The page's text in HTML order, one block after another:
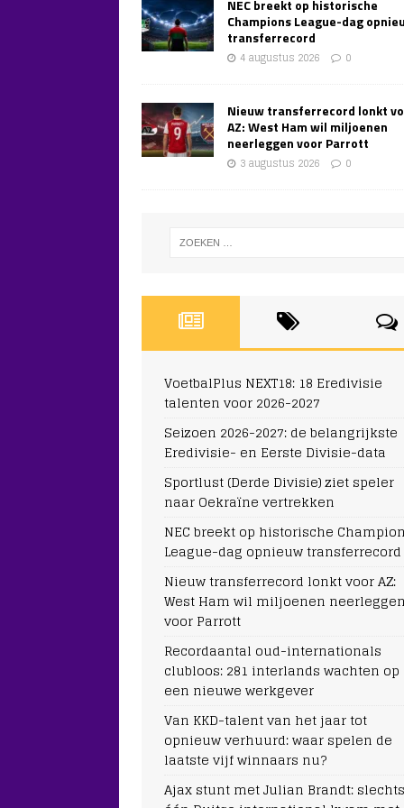
NEC breekt op historische
Champions League-dag
transferrecord
4 augustus 2026 0
Nieuw transferrecord lonkt
AZ: West Ham wil miljoenen
neerleggen voor Parrott
3 augustus 2026 0
VoetbalPlus NEXT18: 18 Eredivisie
talenten voor 2026-2027
Seizoen 2026-2027: de belangrijkste
Eredivisie- en Eerste Divisie-data
Sportlust (Derde Divisie) ziet speler
naar Oekraïne vertrekken
NEC breekt op historische
League-dag opnieuw transferrecord
Nieuw transferrecord lonkt voor AZ:
West Ham wil miljoenen neerleggen
voor Parrott
Recordaantal oud-internationals
clubloos: 281 interlands wachten op
een nieuwe werkgever
Van KKD-talent van het jaar tot
opnieuw verhuurd: waar spelen de
laatste vijf winnaars nu?
Ajax stunt met Julian Brandt: slechts